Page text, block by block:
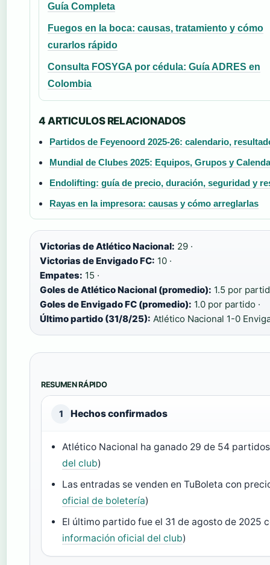
Guía Completa
Fuegos en la boca: causas, tratamiento y cómo
curarlos rápido
Consulta FOSYGA por cédula: Guía ADRES en
Colombia
4 ARTICULOS RELACIONADOS
Partidos de Feyenoord 2025-26: calendario,
Mundial de Clubes 2025: Equipos, Grupos y
Endolifting: guía de precio, duración, seguridad y
Rayas en la impresora: causas y cómo arreglarlas
Victorias de Atlético Nacional: 29 ·
Victorias de Envigado FC: 10 ·
Empates: 15 ·
Goles de Atlético Nacional (promedio): 1.5 por
Goles de Envigado FC (promedio): 1.0 por partido ·
Último partido (31/8/25): Atlético Nacional 1-0
RESUMEN RÁPIDO
1 Hechos confirmados
Atlético Nacional ha ganado 29 de 54
del club)
Las entradas se venden en TuBoleta con
oficial de boletería)
El último partido fue el 31 de agosto de 2025
información oficial del club)